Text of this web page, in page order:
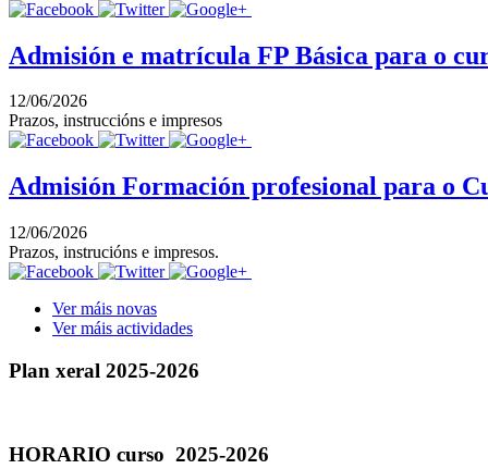
Admisión e matrícula FP Básica para o
12/06/2026
Prazos, instruccións e impresos
Admisión Formación profesional para o
12/06/2026
Prazos, instrucións e impresos.
Ver máis novas
Ver máis actividades
Plan xeral 2025-2026
HORARIO curso 2025-2026